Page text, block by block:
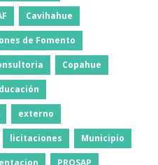
Cavihahue
de Fomento
Copahue
externo
licitaciones Municipio
PROSAP